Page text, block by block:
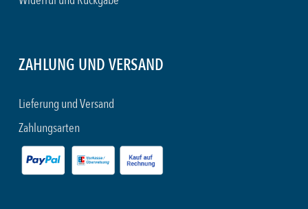
ZAHLUNG UND VERSAND
Lieferung und Versand
Zahlungsarten